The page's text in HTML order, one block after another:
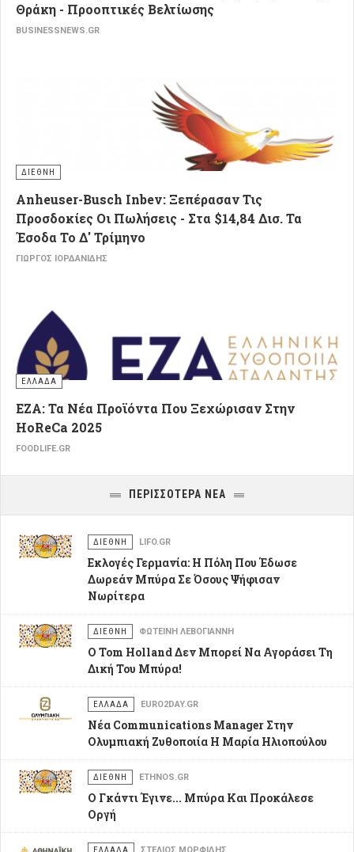
Θράκη - Προοπτικές Βελτίωσης
BUSINESSNEWS.GR
ΔΙΕΘΝΗ
Anheuser-Busch Inbev: Ξεπέρασαν Τις
Προσδοκίες Οι Πωλήσεις - Στα $14,84 Δισ. Τα
Έσοδα Το Δ' Τρίμηνο
ΓΙΏΡΓΟΣ ΙΟΡΔΑΝΊΔΗΣ
ΕΛΛΑΔΑ
ΕΖΑ: Τα Νέα Προϊόντα Που Ξεχώρισαν Στην
HoReCa 2025
FOODLIFE.GR
ΠΕΡΙΣΣΌΤΕΡΑ ΝΈΑ
ΔΙΕΘΝΗ LIFO.GR
Εκλογές Γερμανία: Η Πόλη Που Έδωσε
Δωρεάν Μπύρα Σε Όσους Ψήφισαν
Νωρίτερα
ΔΙΕΘΝΗ ΦΩΤΕΙΝΉ ΛΕΒΟΓΙΆΝΝΗ
Ο Tom Holland Δεν Μπορεί Να Αγοράσει Τη
Δική Του Μπύρα!
ΕΛΛΑΔΑ EURO2DAY.GR
Νέα Communications Manager Στην
Ολυμπιακή Ζυθοποιία Η Μαρία Ηλιοπούλου
ΔΙΕΘΝΗ ETHNOS.GR
Ο Γκάντι Έγινε... Μπύρα Και Προκάλεσε
Οργή